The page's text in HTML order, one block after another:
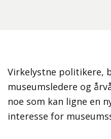
Virkelystne politikere,
museumsledere og
noe som kan ligne en
interesse for